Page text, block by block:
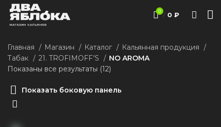
0 / 0 ₽
Главная Магазин Каталог
Кальянная продукция
Табак
21. TROFIMOFF'S
NO AROMA
Показаны все результаты (12)
Показать боковую панель